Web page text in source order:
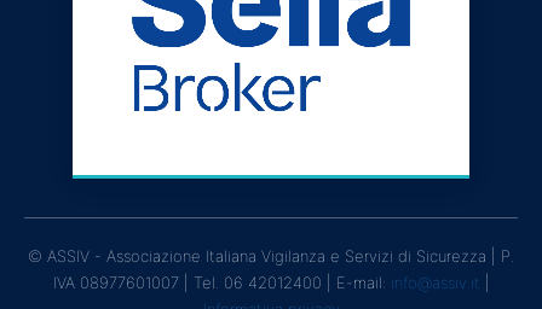
© ASSIV - Associazione Italiana Vigilanza e Servizi di Sicurezza | P.
IVA 08977601007 | Tel. 06 42012400 | E-mail: info@assiv.it